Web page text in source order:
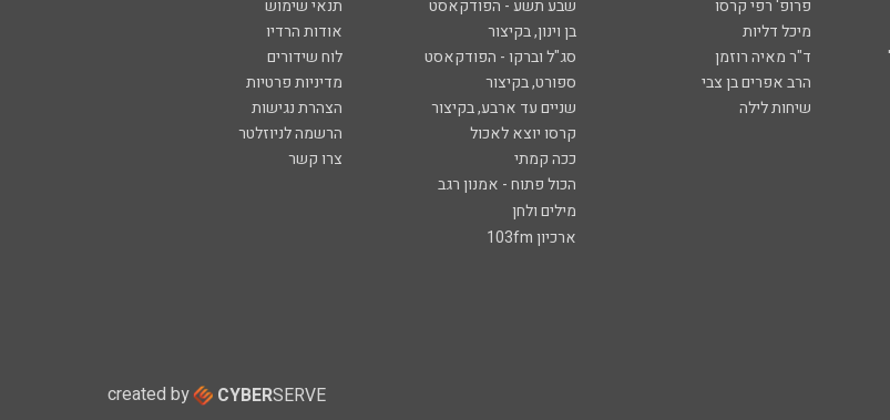
פרופ' רפי קרסו שבע תשע - הפודקאסט
תנאי שימוש
מיכל דליות בן וינון, בקיצור
אודות הרדיו
ד"ר מאיה רוזמן סג"ל וברקו - הפודקאסט
לוח שידורים
הרב אפרים בן צבי ספורט, בקיצור
מדיניות פרטיות
שיחות לילה שניים עד ארבע, בקיצור
הצהרת נגישות
קרסו יוצא לאכול
הרשמה לניוזלטר
ככה קמתי
צרו קשר
הכול פתוח - אמנון רגב
מילים ולחן
ארכיון 103fm
created by CYBERSERVE